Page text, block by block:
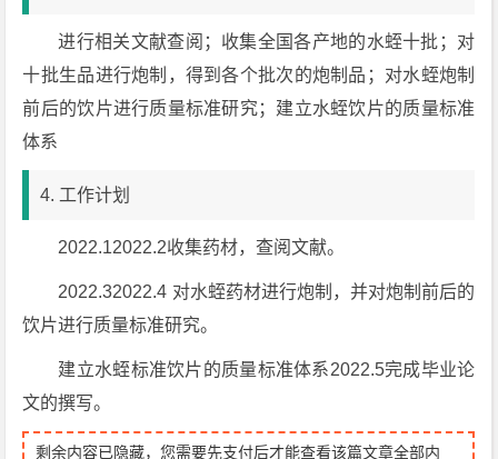
进行相关文献查阅；收集全国各产地的水蛭十批；对
十批生品进行炮制，得到各个批次的炮制品；对水蛭炮制
前后的饮片进行质量标准研究；建立水蛭饮片的质量标准
体系
4. 工作计划
2022.12022.2收集药材，查阅文献。
2022.32022.4 对水蛭药材进行炮制，并对炮制前后的
饮片进行质量标准研究。
建立水蛭标准饮片的质量标准体系2022.5完成毕业论
文的撰写。
剩余内容已隐藏，您需要先支付后才能查看该篇文章全部内